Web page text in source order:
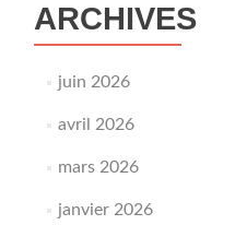
ARCHIVES
juin 2026
avril 2026
mars 2026
janvier 2026